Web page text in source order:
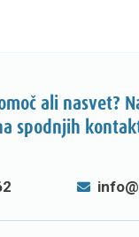
ali nasvet?
spodnjih